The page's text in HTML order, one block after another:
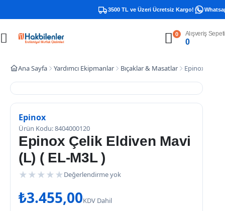
3500 TL ve Üzeri Ücretsiz Kargo!
0 Alışveriş Sepeti
0
Ana Sayfa Yardımcı Ekipmanlar Bıçaklar & Masatlar Epinox Çelik
Epinox
Ürün Kodu: 8404000120
Epinox Çelik Eldiven Mavi
(L) ( EL-M3L )
★ ★ ★ ★ ★ Değerlendirme yok
₺3.455,00KDV Dahil